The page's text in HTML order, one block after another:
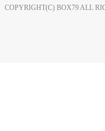
COPYRIGHT(C) BOX79 ALL